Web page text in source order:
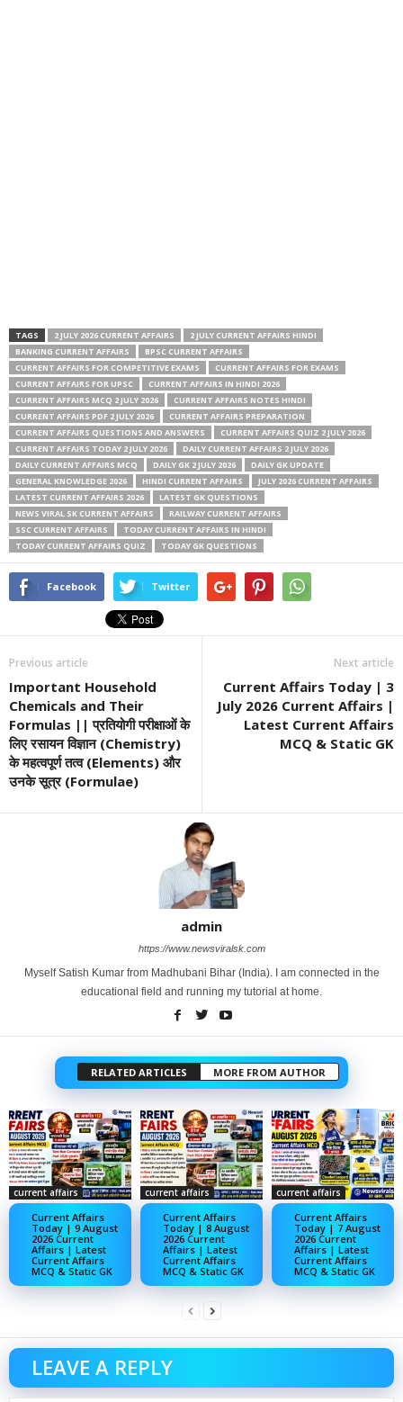
TAGS 2 JULY 2026 CURRENT AFFAIRS
2 JULY CURRENT AFFAIRS HINDI
BANKING CURRENT AFFAIRS
BPSC CURRENT AFFAIRS
CURRENT AFFAIRS FOR COMPETITIVE EXAMS
CURRENT AFFAIRS FOR EXAMS
CURRENT AFFAIRS FOR UPSC
CURRENT AFFAIRS IN HINDI 2026
CURRENT AFFAIRS MCQ 2 JULY 2026
CURRENT AFFAIRS NOTES HINDI
CURRENT AFFAIRS PDF 2 JULY 2026
CURRENT AFFAIRS PREPARATION
CURRENT AFFAIRS QUESTIONS AND ANSWERS
CURRENT AFFAIRS QUIZ 2 JULY 2026
CURRENT AFFAIRS TODAY 2 JULY 2026
DAILY CURRENT AFFAIRS 2 JULY 2026
DAILY CURRENT AFFAIRS MCQ
DAILY GK 2 JULY 2026
DAILY GK UPDATE
GENERAL KNOWLEDGE 2026
HINDI CURRENT AFFAIRS
JULY 2026 CURRENT AFFAIRS
LATEST CURRENT AFFAIRS 2026
LATEST GK QUESTIONS
NEWS VIRAL SK CURRENT AFFAIRS
RAILWAY CURRENT AFFAIRS
SSC CURRENT AFFAIRS
TODAY CURRENT AFFAIRS IN HINDI
TODAY CURRENT AFFAIRS QUIZ
TODAY GK QUESTIONS
Facebook Twitter
Previous article
Important Household
Chemicals and Their
Formulas || प्रतियोगी परीक्षाओं के
लिए रसायन विज्ञान (Chemistry)
के महत्वपूर्ण तत्व (Elements) और
उनके सूत्र (Formulae)
Next article
Current Affairs Today | 3
July 2026 Current Affairs |
Latest Current Affairs
MCQ & Static GK
admin
https://www.newsviralsk.com
Myself Satish Kumar from Madhubani Bihar (India). I am connected in the
educational field and running my tutorial at home.
RELATED ARTICLES MORE FROM AUTHOR
current affairs
Current Affairs
Today | 9 August
2026 Current
Affairs | Latest
Current Affairs
MCQ & Static GK
current affairs
Current Affairs
Today | 8 August
2026 Current
Affairs | Latest
Current Affairs
MCQ & Static GK
current affairs
Current Affairs
Today | 7 August
2026 Current
Affairs | Latest
Current Affairs
MCQ & Static GK
LEAVE A REPLY